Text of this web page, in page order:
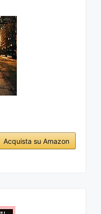
Acquista su Amazon